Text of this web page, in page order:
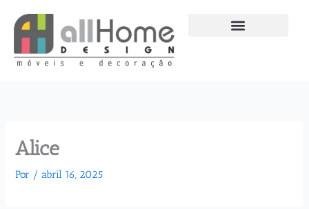
para
conteúdo
Alice
Por /abril 16, 2025